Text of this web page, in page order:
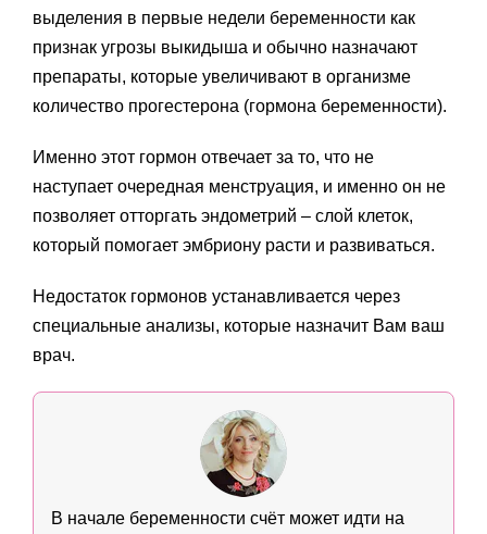
выделения в первые недели беременности как
признак угрозы выкидыша и обычно назначают
препараты, которые увеличивают в организме
количество прогестерона (гормона беременности).
Именно этот гормон отвечает за то, что не
наступает очередная менструация, и именно он не
позволяет отторгать эндометрий – слой клеток,
который помогает эмбриону расти и развиваться.
Недостаток гормонов устанавливается через
специальные анализы, которые назначит Вам ваш
врач.
В начале беременности счёт может идти на